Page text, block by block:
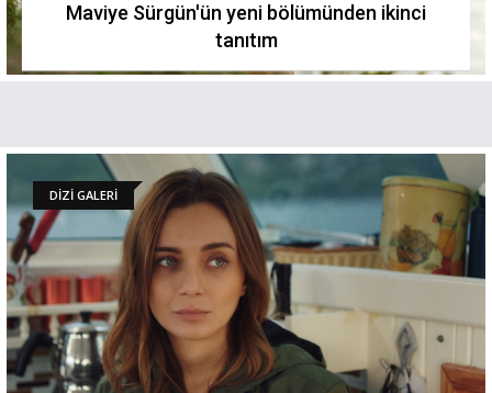
Maviye Sürgün'ün yeni bölümünden ikinci
tanıtım
DİZİ GALERİ